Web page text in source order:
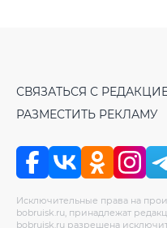
СВЯЗАТЬСЯ С
РАЗМЕСТИТЬ РЕКЛАМУ
Исключительные права на
bobruisk.ru, принадлежат
bobruisk.ru разрешена